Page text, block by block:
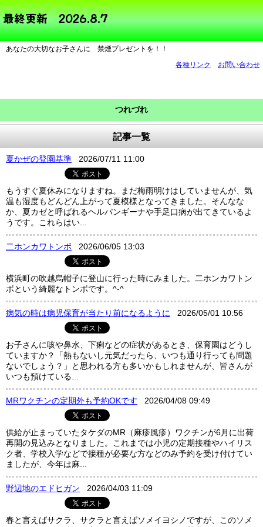
あなたの大切なお子さんに 禁煙プレゼントを！！
各種リンク
お問い合わせ
つれづれ
記事一覧
夏かぜの登園基準 2026/07/11 11:00
もうすぐ夏休みになりますね。まだ梅雨明けはしていませんが、気
温も湿度もどんどん上がって夏模様となってきました。そんなな
か、夏カゼと呼ばれるヘルパンギーナや手足口病が出てきているよ
うです。これらはい...
二ホンカワトンボ 2026/06/05 13:03
横浜町の吹越烏帽子に登山に行った時にみました。二ホンカワトン
ボという綺麗なトンボです。^-^
病気の時は病児保育が当たり前になるように 2026/05/01 10:56
お子さんに咳や鼻水、下痢などの症状があるとき、保育園はどうし
ていますか？「熱もないし元気だったら、いつも通り行っても問題
ないでしょう？」と思われる方も多いかもしれませんが、皆さんが
いつも預けている...
MRワクチンの定期外も予約OKです 2026/04/08 09:49
供給が止まっていたタケダのMR（麻疹風疹）ワクチンが6月に出荷
再開の見込みとなりました。これまでは小児の定期接種やハイリス
ク者、学校入学などで接種が必要な方などのみ予約を受け付けてい
ましたが、今年は麻...
野辺地のエドヒガン 2026/04/03 11:09
春と言えばサクラ、サクラと言えばソメイヨシノですが、このソメ